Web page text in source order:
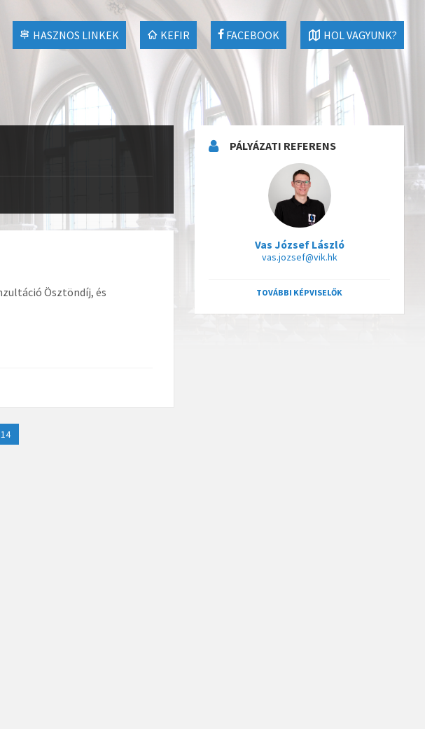
HASZNOS LINKEK KEFIR FACEBOOK HOL VAGYUNK?
Ösztöndíj, és
14
PÁLYÁZATI REFERENS
Vas József László
vas.jozsef@vik.hk
TOVÁBBI KÉPVISELŐK